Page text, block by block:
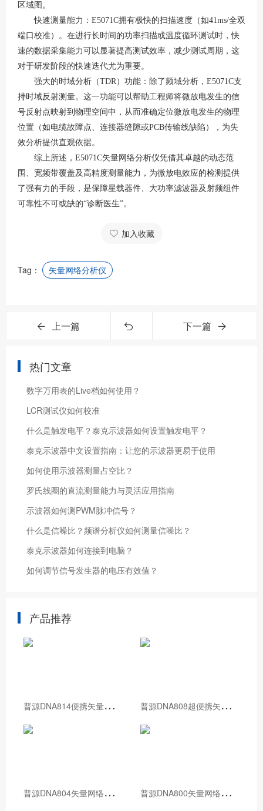
区域图。
快速测量能力：E5071C拥有极快的扫描速度（如41ms/全双
端口校准）。在进行长时间的功率扫描或温度循环测试时，快
速的数据采集能力可以显著提高测试效率，减少测试周期，这
对于研发阶段的快速迭代尤为重要。
强大的时域分析（TDR）功能：除了频域分析，E5071C支
持时域反射测量。这一功能可以帮助工程师将微放电发生的信
号反射点映射到物理空间中，从而准确定位微放电发生的物理
位置（如电缆故障点、连接器缝隙或PCB传输线缺陷），为失
效分析提供直观依据。
综上所述，E5071C矢量网络分析仪凭借其卓越的动态范
围、宽频带覆盖及高精度测量能力，为微放电效应的检测提供
了强有力的手段，是保障星载器件、大功率滤波器及射频组件
可靠性不可或缺的“诊断医生”。
加入收藏
Tag： 矢量网络分析仪
上一篇 下一篇
热门文章
数字万用表的Live档如何使用？
LCR测试仪如何校准
什么是触发电平？泰克示波器如何设置触发电平？
泰克示波器中文设置指南：让您的示波器更易于使用
如何使用示波器测量占空比？
罗氏线圈的直流测量能力与灵活应用指南
示波器如何测PWM脉冲信号？
什么是信噪比？频谱分析仪如何测量信噪比？
泰克示波器如何连接到电脑？
如何调节信号发生器的电压有效值？
产品推荐
普
源DNA814便携矢量网络分析仪 普
源DNA808超便携矢量网络分析仪
普
源DNA804矢量网络分析仪 普
源DNA800矢量网络分析仪